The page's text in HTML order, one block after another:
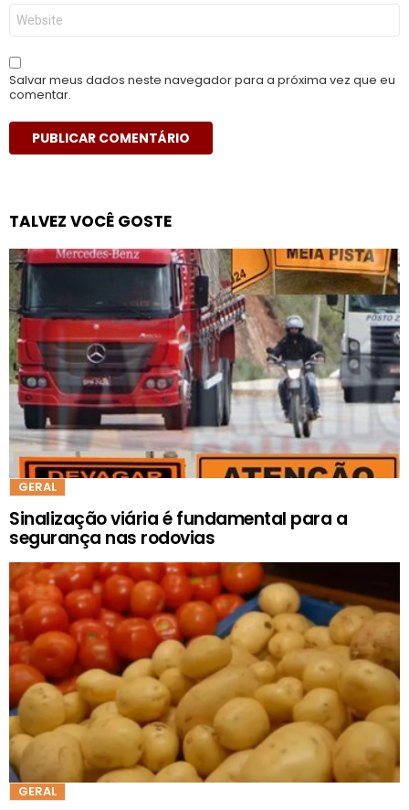
Site
Salvar meus dados neste navegador para a próxima vez que eu
comentar.
TALVEZ VOCÊ GOSTE
GERAL
Sinalização viária é fundamental para a
segurança nas rodovias
GERAL